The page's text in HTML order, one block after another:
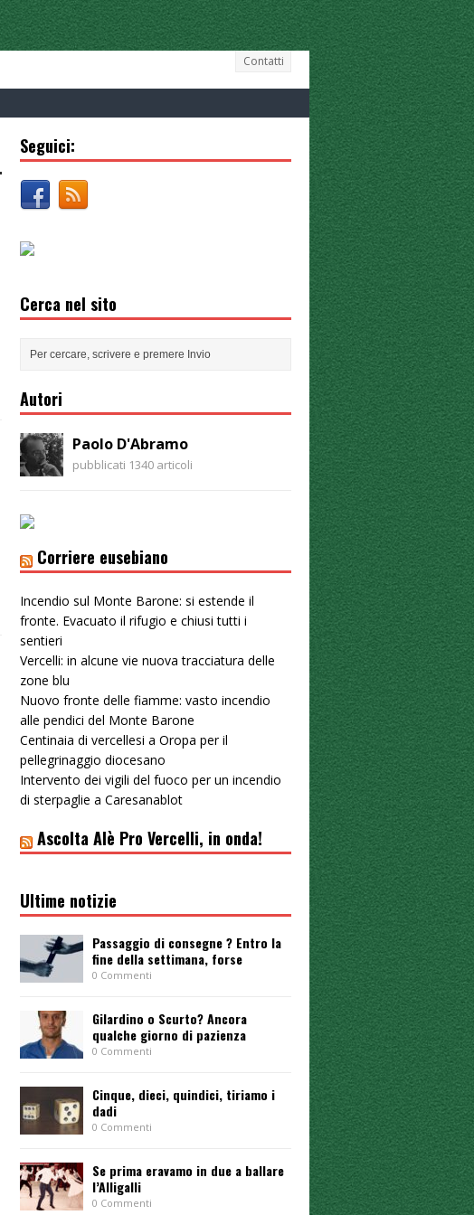
Contatti
Seguici:
Cerca nel sito
Autori
Paolo D'Abramo
pubblicati 1340 articoli
Corriere eusebiano
Incendio sul Monte Barone: si estende il
fronte. Evacuato il rifugio e chiusi tutti i
sentieri
Vercelli: in alcune vie nuova tracciatura delle
zone blu
Nuovo fronte delle fiamme: vasto incendio
alle pendici del Monte Barone
Centinaia di vercellesi a Oropa per il
pellegrinaggio diocesano
Intervento dei vigili del fuoco per un incendio
di sterpaglie a Caresanablot
Ascolta Alè Pro Vercelli, in onda!
Ultime notizie
Passaggio di consegne ? Entro la
fine della settimana, forse
0 Commenti
Gilardino o Scurto? Ancora
qualche giorno di pazienza
0 Commenti
Cinque, dieci, quindici, tiriamo i
dadi
0 Commenti
Se prima eravamo in due a ballare
l’Alligalli
0 Commenti